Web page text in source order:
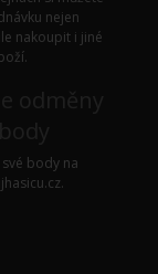
nejen
nakoupit i jiné
body na
.